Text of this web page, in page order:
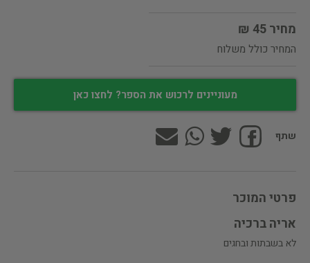
מחיר 45 ₪
המחיר כולל משלוח
מעוניינים לרכוש את הספר? לחצו כאן
שתף
פרטי המוכר
אריה ברכיה
לא בשבתות ובחגים